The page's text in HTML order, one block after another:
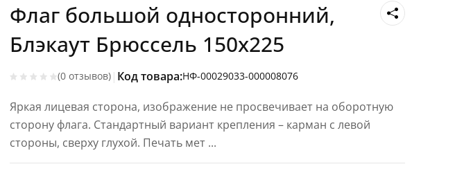
Флаг большой односторонний,
Блэкаут Брюссель 150х225
(0 отзывов) | Код товара:НФ-00029033-000008076
Яркая лицевая сторона, изображение не просвечивает на оборотную
сторону флага. Стандартный вариант крепления – карман с левой
стороны, сверху глухой. Печать мет ...